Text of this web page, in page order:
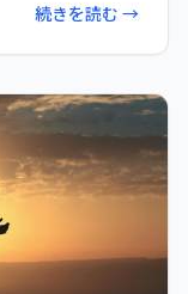
ンはあくまで
が互いの成
続きを読む →